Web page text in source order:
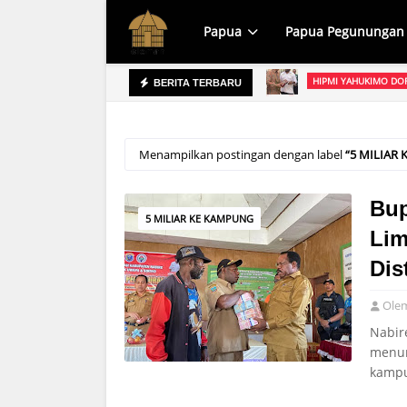
Papua Papua Pegunungan
BERITA TERBARU Menteri Koperasi
PJ SEKDA
Menampilkan postingan dengan label 5 MILIAR
5 MILIAR KE KAMPUNG